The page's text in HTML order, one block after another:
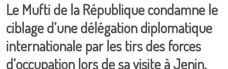
Le Mufti de la République condamne le
ciblage d’une délégation diplomatique
internationale par les tirs des forces
d’occupation lors de sa visite à Jenin.